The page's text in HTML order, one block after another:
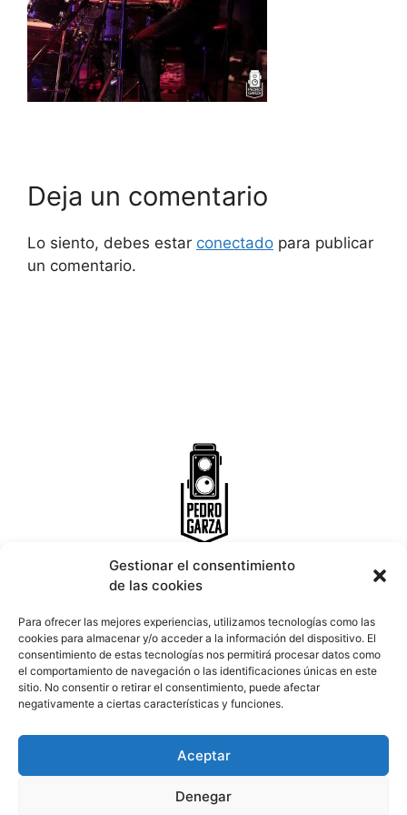
Gestionar el consentimiento
de las cookies
Para ofrecer las mejores experiencias, utilizamos tecnologías como las
cookies para almacenar y/o acceder a la información del dispositivo. El
consentimiento de estas tecnologías nos permitirá procesar datos como
el comportamiento de navegación o las identificaciones únicas en este
sitio. No consentir o retirar el consentimiento, puede afectar
negativamente a ciertas características y funciones.
Aceptar
Denegar
Deja un comentario
Lo siento, debes estar conectado para publicar
un comentario.
INICIO PORTFOLIO
Email:info@pedrogarza.es
Teléfono:677 639 794
Ronda das Fontiñas 90 Entreplanta, 27002 Lugo.